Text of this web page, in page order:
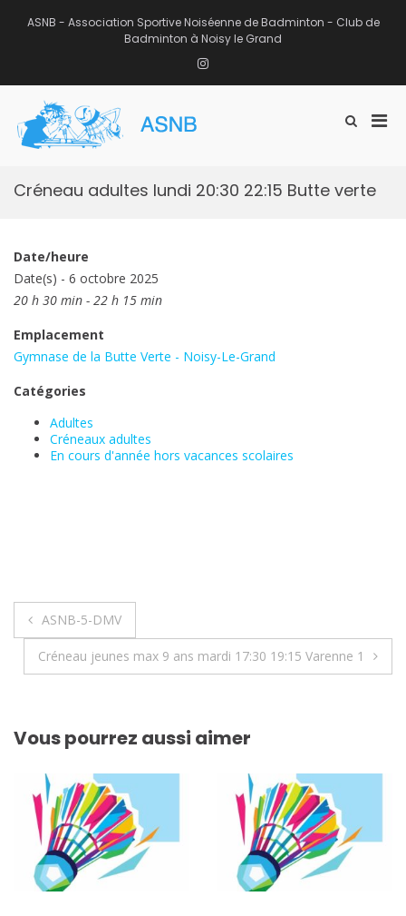
ASNB - Association Sportive Noiséenne de Badminton - Club de
Badminton à Noisy le Grand
Instagram
Afficher
recherche
Créneau adultes lundi 20:30 22:15 Butte verte
Date/heure
Date(s) - 6 octobre 2025
20 h 30 min - 22 h 15 min
Emplacement
Gymnase de la Butte Verte - Noisy-Le-Grand
Catégories
Adultes
Créneaux adultes
En cours d'année hors vacances scolaires
Navigation
de
ASNB-5-DMV
Créneau jeunes max 9 ans mardi 17:30 19:15 Varenne 1
Vous pourrez aussi aimer